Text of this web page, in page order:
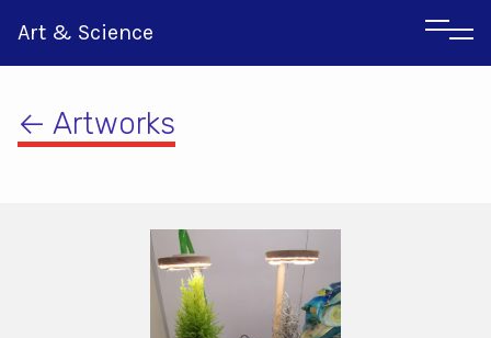
Art & Science
Ιταλικα
← Artworks